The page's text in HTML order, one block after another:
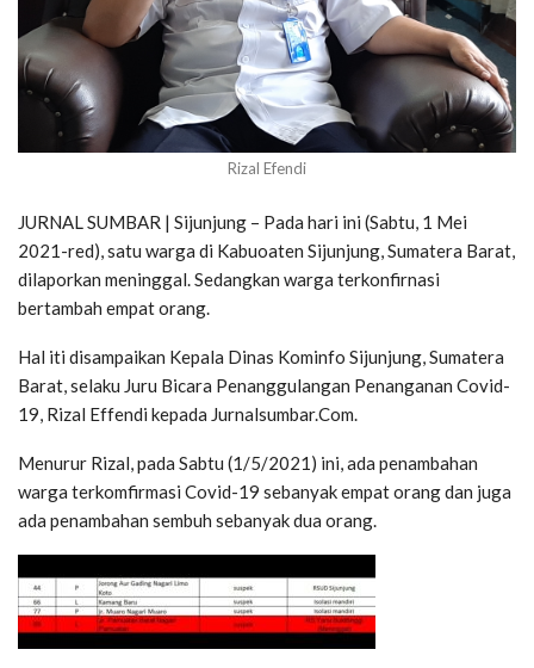
Rizal Efendi
JURNAL SUMBAR | Sijunjung – Pada hari ini (Sabtu, 1 Mei
2021-red), satu warga di Kabuoaten Sijunjung, Sumatera Barat,
dilaporkan meninggal. Sedangkan warga terkonfirnasi
bertambah empat orang.
Hal iti disampaikan Kepala Dinas Kominfo Sijunjung, Sumatera
Barat, selaku Juru Bicara Penanggulangan Penanganan Covid-
19, Rizal Effendi kepada Jurnalsumbar.Com.
Menurur Rizal, pada Sabtu (1/5/2021) ini, ada penambahan
warga terkomfirmasi Covid-19 sebanyak empat orang dan juga
ada penambahan sembuh sebanyak dua orang.